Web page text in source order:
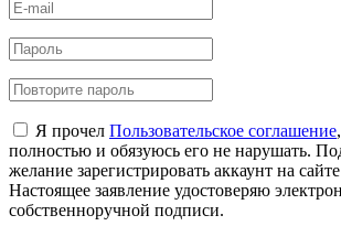
Я прочел Пользовательское соглашение
полностью и обязуюсь его не нарушать.
желание зарегистрировать аккаунт на
Настоящее заявление удостоверяю
собственноручной подписи.